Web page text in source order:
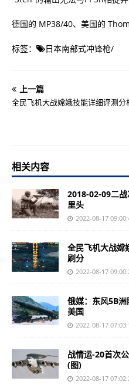
德国的 MP38/40、美国的
标签： 日本南部式冲锋枪/
上一篇
全民飞机大战嫦娥技能详细评测
相关内容
2018-02-09二战
里头
2022-08-17
全民飞机大战嫦
刷分
2022-08-17
俄媒：东风5B
美国
2022-08-17
战情运-20首次
(图)
2022-08-17